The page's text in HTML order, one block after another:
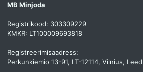
MB Minjoda
Registrikood: 303309229
KMKR: LT100009693818
Registreerimisaadress:
Perkunkiemio 13-91, LT-12114, Vilnius,